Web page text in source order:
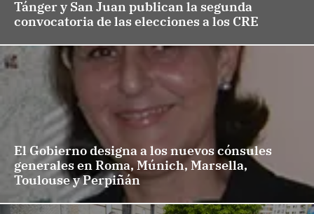
Tánger y San Juan publican la segunda
convocatoria de las elecciones a los CRE
El Gobierno designa a los nuevos cónsules
generales en Roma, Múnich, Marsella,
Toulouse y Perpiñán